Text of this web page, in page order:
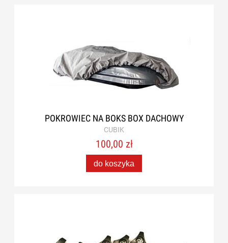
POKROWIEC NA BOKS BOX DACHOWY
CUBIK
100,00 zł
do koszyka